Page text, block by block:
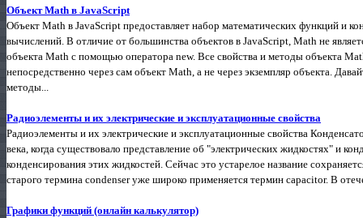
Объект Math в JavaScript
Объект Math в JavaScript предоставляет набор математических функций и
вычислений. В отличие от большинства объектов в JavaScript, Math не
объекта Math с помощью оператора new. Все свойства и методы объекта
непосредственно через сам объект Math, а не через экземпляр объекта.
методы...
Радиоэлементы и их электрические и эксплуатационные свойства
Радиоэлементы и их электрические и эксплуатационные свойства
века, когда существовало представление об "электрических жидкостях" и
конденсирования этих жидкостей. Сейчас это устарелое название
старого термина condenser уже широко применяется термин capacitor. В
Графики функций (онлайн калькулятор)